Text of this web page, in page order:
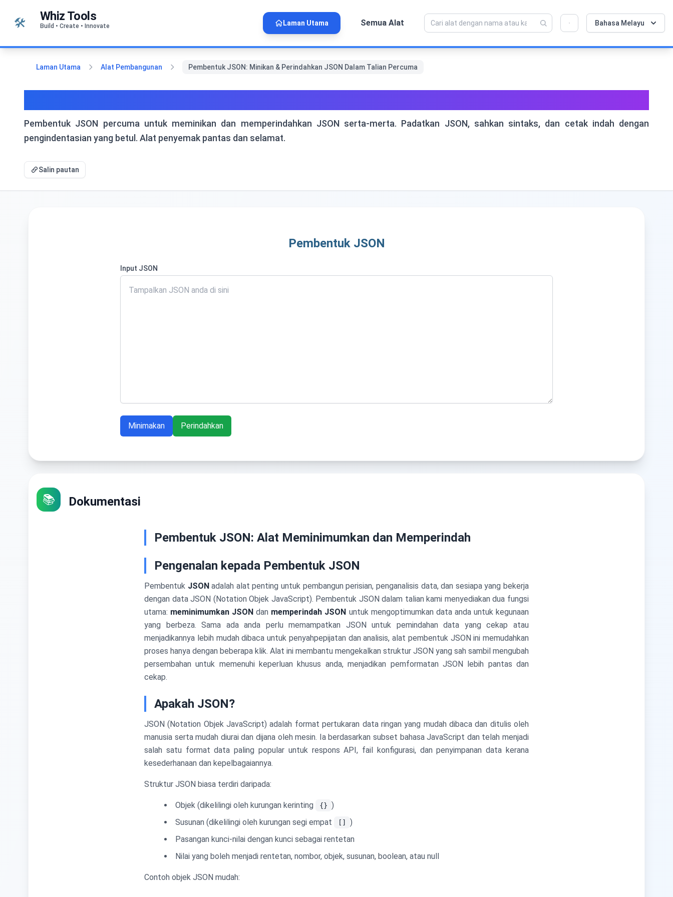
🛠️ Whiz Tools
Build • Create • Innovate Laman Utama Semua Alat Bahasa Melayu
Laman Utama Alat Pembangunan Pembentuk JSON: Minikan & Perindahkan JSON Dalam Talian Percuma
Pembentuk JSON percuma untuk meminikan dan memperindahkan JSON serta-merta. Padatkan JSON, sahkan sintaks, dan cetak indah dengan
pengindentasian yang betul. Alat penyemak pantas dan selamat.
Salin pautan
Pembentuk JSON
Input JSON
Minimakan Perindahkan
📚 Dokumentasi
Pembentuk JSON: Alat Meminimumkan dan Memperindah
Pengenalan kepada Pembentuk JSON
Pembentuk JSONadalah alat penting untuk pembangun perisian, penganalisis data, dan sesiapa yang bekerja
dengan data JSON (Notation Objek JavaScript). Pembentuk JSON dalam talian kami menyediakan dua fungsi
utama: meminimumkan JSON dan memperindah JSON untuk mengoptimumkan data anda untuk kegunaan
yang berbeza. Sama ada anda perlu memampatkan JSON untuk pemindahan data yang cekap atau
menjadikannya lebih mudah dibaca untuk penyahpepijatan dan analisis, alat pembentuk JSON ini memudahkan
proses hanya dengan beberapa klik. Alat ini membantu mengekalkan struktur JSON yang sah sambil mengubah
persembahan untuk memenuhi keperluan khusus anda, menjadikan pemformatan JSON lebih pantas dan
cekap.
Apakah JSON?
JSON (Notation Objek JavaScript) adalah format pertukaran data ringan yang mudah dibaca dan ditulis oleh
manusia serta mudah diurai dan dijana oleh mesin. Ia berdasarkan subset bahasa JavaScript dan telah menjadi
salah satu format data paling popular untuk respons API, fail konfigurasi, dan penyimpanan data kerana
kesederhanaan dan kepelbagaiannya.
Struktur JSON biasa terdiri daripada:
Objek (dikelilingi oleh kurungan kerinting {} )
Susunan (dikelilingi oleh kurungan segi empat
[]
)
Pasangan kunci-nilai dengan kunci sebagai rentetan
Nilai yang boleh menjadi rentetan, nombor, objek, susunan, boolean, atau null
Contoh objek JSON mudah:
💡 Sukakan alat ini? Bantu kami menjadikannya
lebih baik lagi!
×
Klik untuk membuka →